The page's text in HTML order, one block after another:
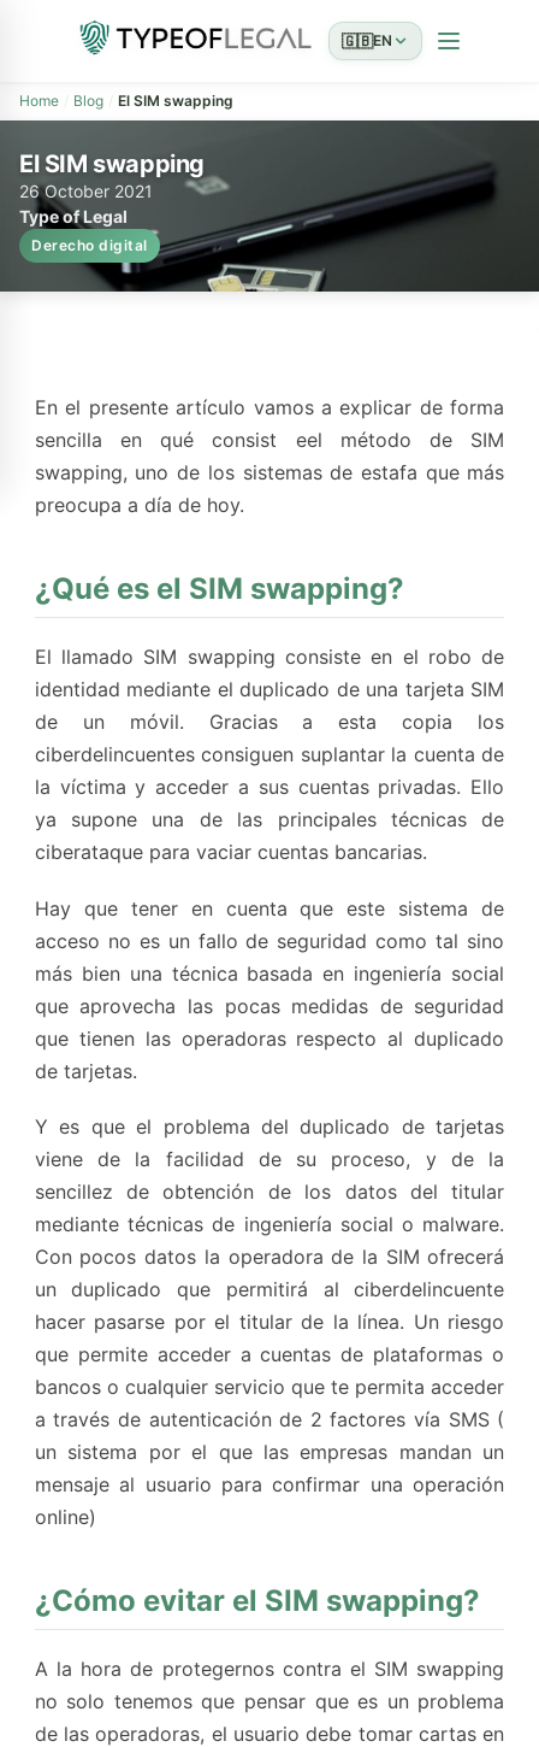
🇬🇧EN
Home Blog El SIM swapping
El SIM swapping
26 October 2021
Type of Legal
Derecho digital
En el presente artículo vamos a explicar de forma
sencilla en qué consist eel método de SIM
swapping, uno de los sistemas de estafa que más
preocupa a día de hoy.
¿Qué es el SIM swapping?
El llamado SIM swapping consiste en el robo de
identidad mediante el duplicado de una tarjeta SIM
de un móvil. Gracias a esta copia los
ciberdelincuentes consiguen suplantar la cuenta de
la víctima y acceder a sus cuentas privadas. Ello
ya supone una de las principales técnicas de
ciberataque para vaciar cuentas bancarias.
Hay que tener en cuenta que este sistema de
acceso no es un fallo de seguridad como tal sino
más bien una técnica basada en ingeniería social
que aprovecha las pocas medidas de seguridad
que tienen las operadoras respecto al duplicado
de tarjetas.
Y es que el problema del duplicado de tarjetas
viene de la facilidad de su proceso, y de la
sencillez de obtención de los datos del titular
mediante técnicas de ingeniería social o malware.
Con pocos datos la operadora de la SIM ofrecerá
un duplicado que permitirá al ciberdelincuente
hacer pasarse por el titular de la línea. Un riesgo
que permite acceder a cuentas de plataformas o
bancos o cualquier servicio que te permita acceder
a través de autenticación de 2 factores vía SMS (
un sistema por el que las empresas mandan un
mensaje al usuario para confirmar una operación
online)
¿Cómo evitar el SIM swapping?
A la hora de protegernos contra el SIM swapping
no solo tenemos que pensar que es un problema
de las operadoras, el usuario debe tomar cartas en